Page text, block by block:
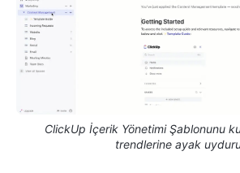
ClickUp İçerik Yönetimi Şablonunu
trendlerine ayak